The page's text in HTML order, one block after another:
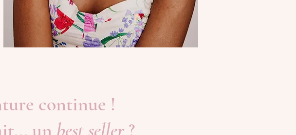
continue !
un best seller ?